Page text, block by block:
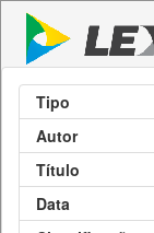
Tipo
Autor
Título
Data